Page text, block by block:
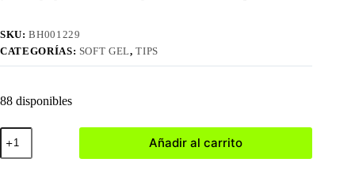
SKU:BH001229
CATEGORÍAS: SOFT GEL,TIPS
88 disponibles
Coffin
Corto
Talla
Añadir al carrito